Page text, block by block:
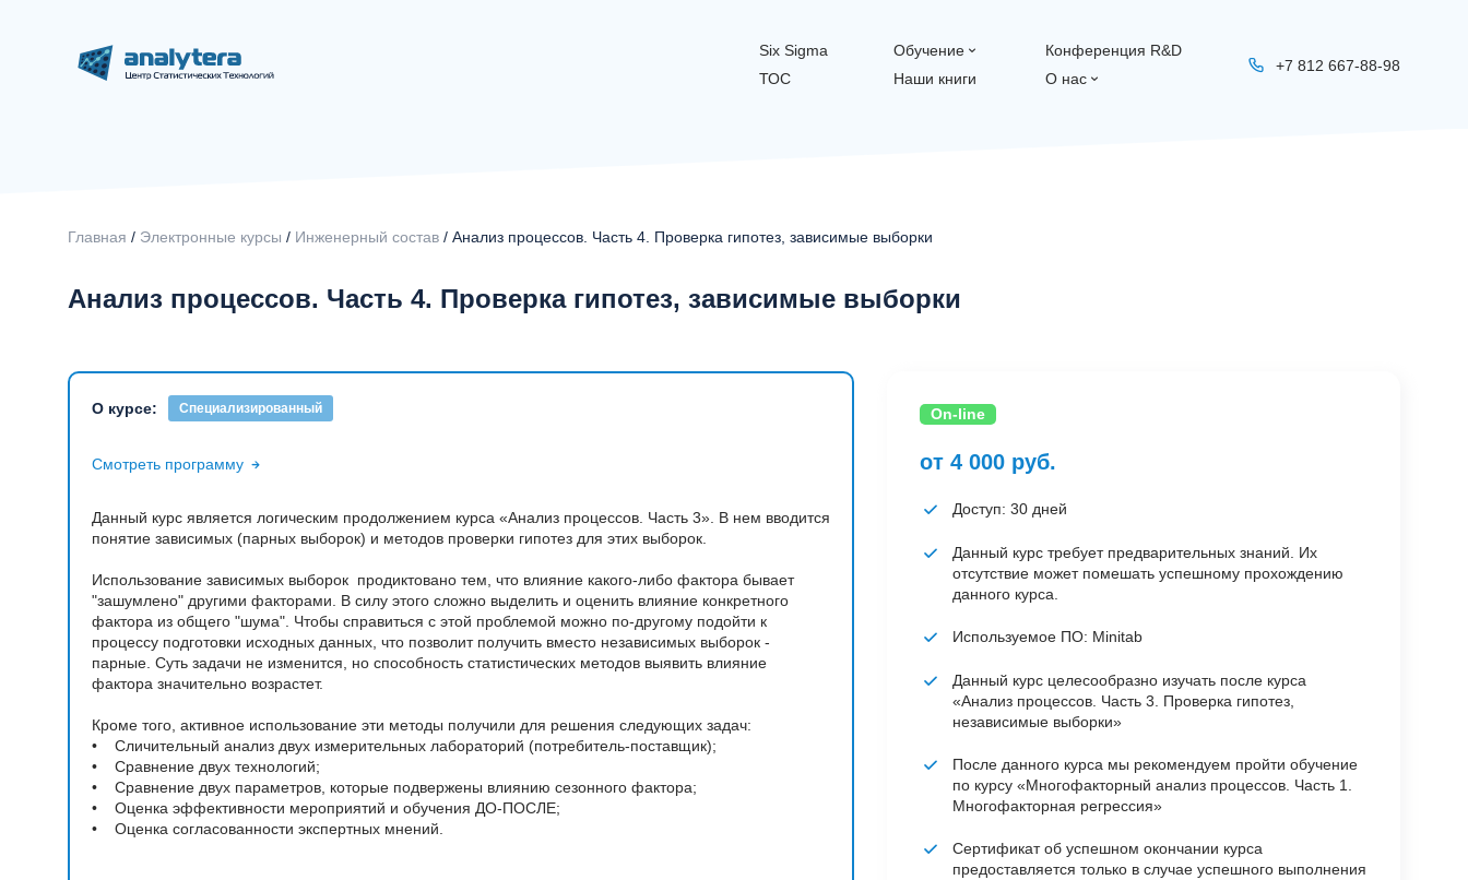
Six Sigma
ТОС
Обучение
Наши книги
Конференция R&D
О нас
+7 812 667-88-98
Главная / Электронные курсы / Инженерный состав / Анализ процессов. Часть 4. Проверка гипотез, зависимые выборки
Анализ процессов. Часть 4. Проверка гипотез, зависимые выборки
О курсе: Специализированный
Смотреть программу
Данный курс является логическим продолжением курса «Анализ процессов. Часть 3». В нем вводится
понятие зависимых (парных выборок) и методов проверки гипотез для этих выборок.
Использование зависимых выборок продиктовано тем, что влияние какого-либо фактора бывает
"зашумлено" другими факторами. В силу этого сложно выделить и оценить влияние конкретного
фактора из общего "шума". Чтобы справиться с этой проблемой можно по-другому подойти к
процессу подготовки исходных данных, что позволит получить вместо независимых выборок -
парные. Суть задачи не изменится, но способность статистических методов выявить влияние
фактора значительно возрастет.
Кроме того, активное использование эти методы получили для решения следующих задач:
• Сличительный анализ двух измерительных лабораторий (потребитель-поставщик);
• Сравнение двух технологий;
• Сравнение двух параметров, которые подвержены влиянию сезонного фактора;
• Оценка эффективности мероприятий и обучения ДО-ПОСЛЕ;
• Оценка согласованности экспертных мнений.
On-line
от 4 000 руб.
Доступ: 30 дней
Данный курс требует предварительных знаний. Их
отсутствие может помешать успешному прохождению
данного курса.
Используемое ПО: Minitab
Данный курс целесообразно изучать после курса
«Анализ процессов. Часть 3. Проверка гипотез,
независимые выборки»
После данного курса мы рекомендуем пройти обучение
по курсу «Многофакторный анализ процессов. Часть 1.
Многофакторная регрессия»
Сертификат об успешном окончании курса
предоставляется только в случае успешного выполнения